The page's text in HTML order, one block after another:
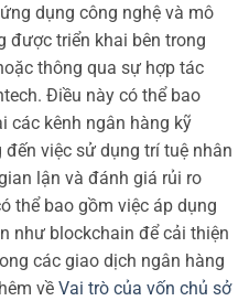
dụng công nghệ và mô
được triển khai bên trong
thông qua sự hợp tác
Điều này có thể bao
các kênh ngân hàng kỹ
việc sử dụng trí tuệ nhân
lận và đánh giá rủi ro
thể bao gồm việc áp dụng
như blockchain để cải thiện
các giao dịch ngân hàng
về Vai trò của vốn chủ sở